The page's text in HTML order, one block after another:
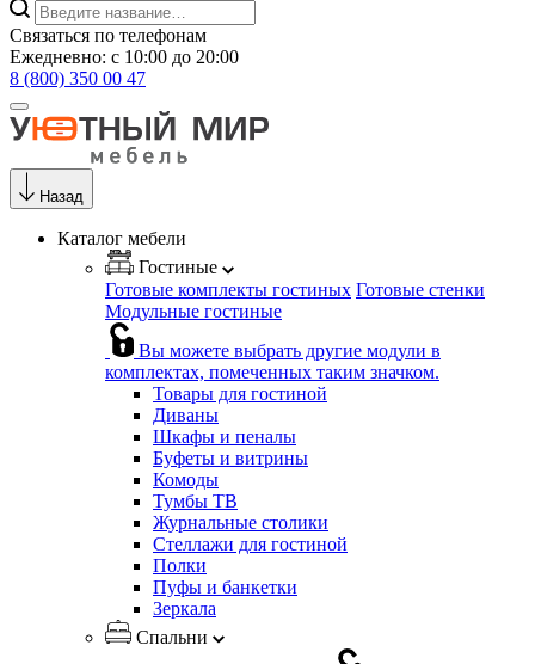
Связаться по телефонам
Ежедневно: с 10:00 до 20:00
8 (800) 350 00 47
Назад
Каталог мебели
Гостиные
Готовые комплекты гостиных Готовые стенки
Модульные гостиные
Вы можете выбрать другие модули в
комплектах, помеченных таким значком.
Товары для гостиной
Диваны
Шкафы и пеналы
Буфеты и витрины
Комоды
Тумбы ТВ
Журнальные столики
Стеллажи для гостиной
Полки
Пуфы и банкетки
Зеркала
Спальни